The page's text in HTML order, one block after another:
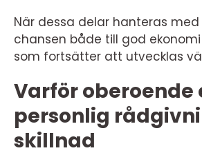
När dessa delar hanteras
chansen både till god
som fortsätter att utvecklas
Varför oberoende
personlig
skillnad